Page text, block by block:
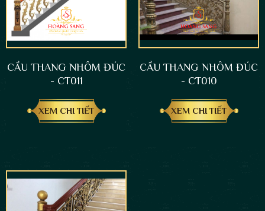
CẦU THANG NHÔM ĐÚC
- CT011
XEM CHI TIẾT
CẦU THANG NHÔM ĐÚC
- CT010
XEM CHI TIẾT